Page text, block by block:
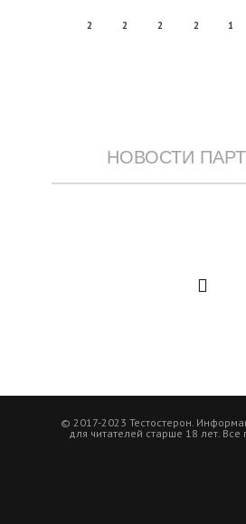
2 2 2 2 1
НОВОСТИ
© 2017-2023 Тестостерон.
для читателей старше 18 лет.